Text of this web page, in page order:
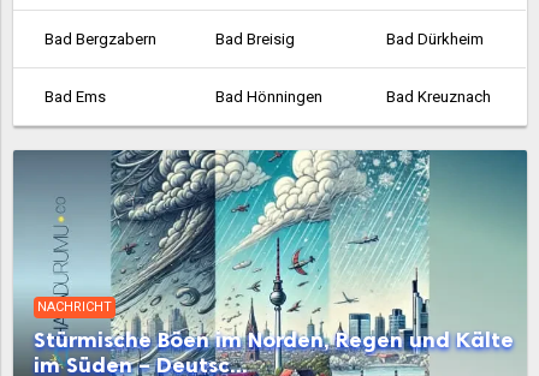
Bad Bergzabern Bad Breisig Bad Dürkheim
Bad Ems Bad Hönningen Bad Kreuznach
Bad Marienberg Bad Neuenahr-Ahrweiler Bellheim
Bendorf Bernkastel-Kues Betzdorf
Bingen am Rhein Birkenfeld Bitburg
Bobenheim-Roxheim Bodenheim Böhl-Iggelheim
NACHRICHT
Stürmische Böen im Norden, Regen und Kälte
im Süden – Deutsc...